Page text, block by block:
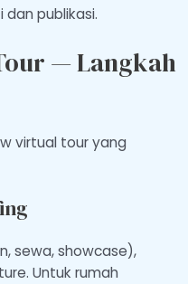
publikasi.
— Langkah
virtual tour yang
sewa, showcase),
Untuk rumah